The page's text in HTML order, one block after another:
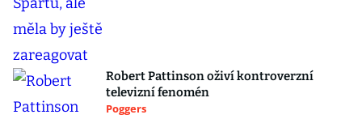
Robert Pattinson oživí kontroverzní
televizní fenomén
Poggers